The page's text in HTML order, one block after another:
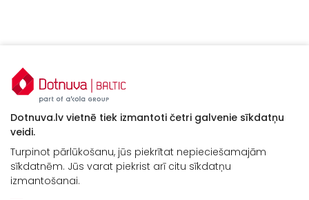
Dotnuva.lv vietnē tiek izmantoti četri galvenie sīkdatņu
veidi.
Turpinot pārlūkošanu, jūs piekrītat nepieciešamajām
sīkdatnēm. Jūs varat piekrist arī citu sīkdatņu
izmantošanai.